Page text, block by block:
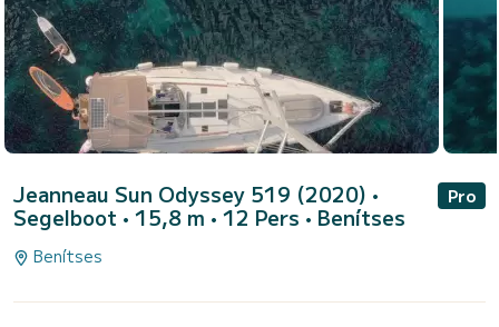
Jeanneau Sun Odyssey 519 (2020) •
Segelboot • 15,8 m • 12 Pers • Benítses
Pro
Benítses